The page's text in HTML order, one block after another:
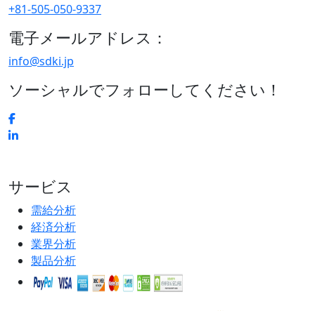
+81-505-050-9337
電子メールアドレス：
info@sdki.jp
ソーシャルでフォローしてください！
サービス
需給分析
経済分析
業界分析
製品分析